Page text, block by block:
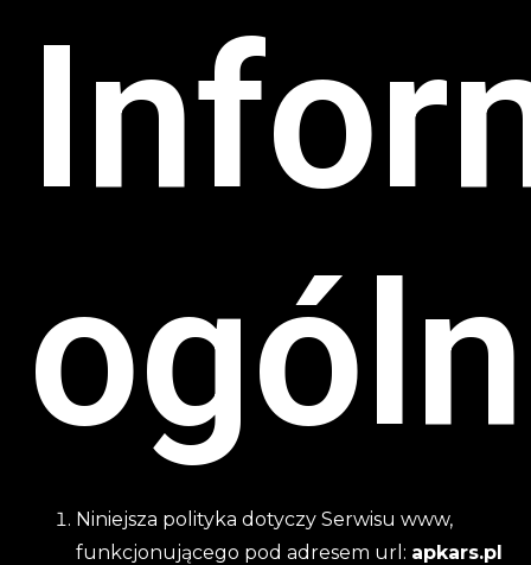
Niniejsza polityka dotyczy Serwisu www,
funkcjonującego pod adresem url: apkars.pl